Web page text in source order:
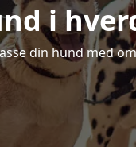
i
din hund med